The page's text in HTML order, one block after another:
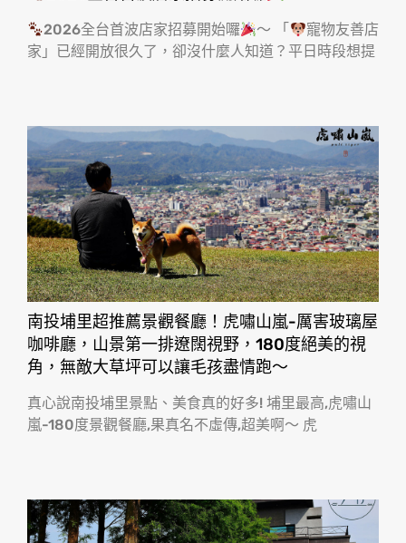
2026全台首波店家招募開始囉 ～ 「
寵物友善店
家」已經開放很久了，卻沒什麼人知道？平日時段想提
南投埔里超推薦景觀餐廳！虎嘯山嵐-厲害玻璃屋
咖啡廳，山景第一排遼闊視野，180度絕美的視
角，無敵大草坪可以讓毛孩盡情跑〜
真心說南投埔里景點、美食真的好多! 埔里最高,虎嘯山
嵐-180度景觀餐廳,果真名不虛傳,超美啊〜 虎